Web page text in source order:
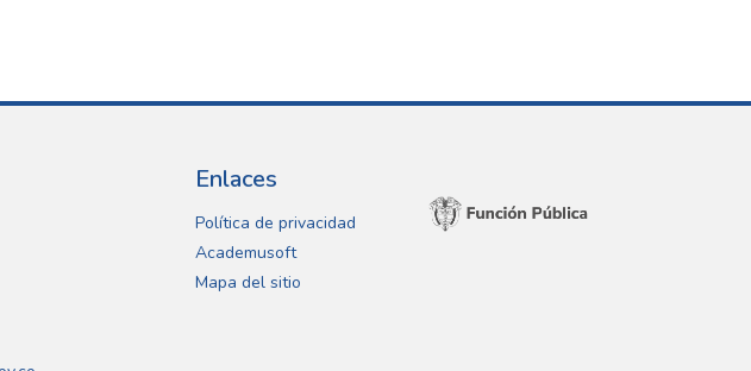
Enlaces
Política de privacidad
Academusoft
Mapa del sitio